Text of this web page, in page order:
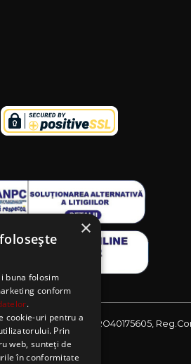
Sagres SRL, CIF: RO40175605,
J08/2727/2018
×
buna folosim
conform
.
cookie-uri pentru a
Prin
web, sunteți de
în conformitate